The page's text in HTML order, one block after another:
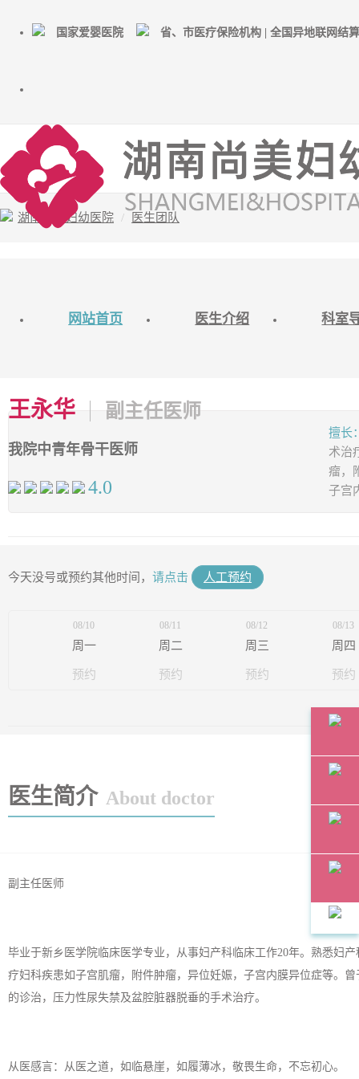
国家爱婴医院 省、市医疗保险机构 | 全国异地联网结
网站首页 医生介绍 科室
服务时间 8:00 - 23:00
* 在线与客服人员沟通，告知预约项目与时间，提供联系信息即可成功预约。
400-0731-120
微信挂号预约
湖南尚美妇幼医院 医生团队
王永华 副主任医师
我院中青年骨干医师
4.0
擅长
术治
瘤，
子宫
今天没号或预约其他时间， 请点击 人工预约
08/10
周一
预约
08/11
周二
预约
08/12
周三
预约
08/13
周四
预约
医生简介 About doctor
副主任医师
毕业于新乡医学院临床医学专业，从事妇产科临床工作20年。熟悉妇产
疗妇科疾患如子宫肌瘤，附件肿瘤，异位妊娠，子宫内膜异位症等。
的诊治，压力性尿失禁及盆腔脏器脱垂的手术治疗。
从医感言：从医之道，如临悬崖，如履薄冰，敬畏生命，不忘初心。
在线咨询
预约挂号
健康热线
120
掌上微信